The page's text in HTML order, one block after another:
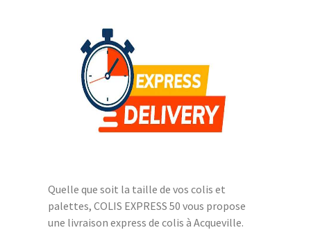
Quelle que soit la taille de vos colis et
palettes, COLIS EXPRESS 50 vous propose
une livraison express de colis à Acqueville.